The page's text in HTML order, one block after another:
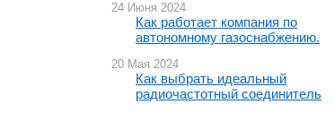
24 Июня 2024
Как работает компания по
автономному газоснабжению.
20 Мая 2024
Как выбрать идеальный
радиочастотный соединитель